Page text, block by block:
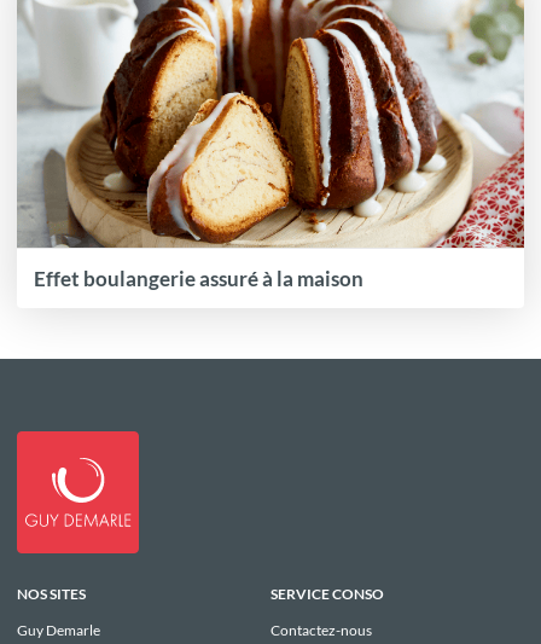
Effet boulangerie assuré à la maison
NOS SITES
Guy Demarle
SERVICE CONSO
Contactez-nous